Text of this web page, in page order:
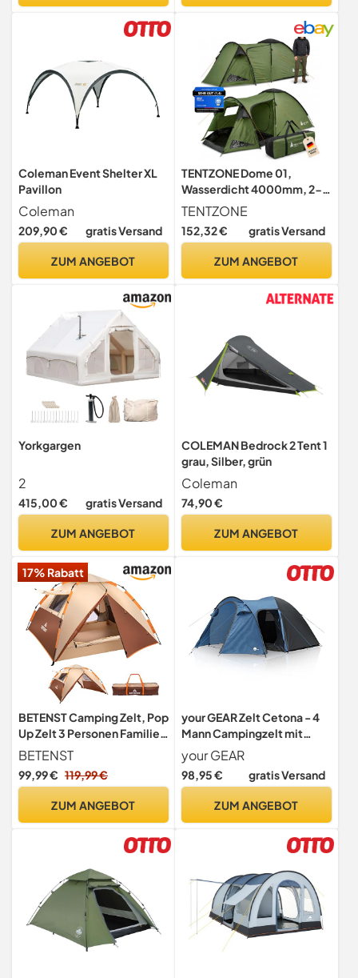
Coleman Event Shelter XL
Pavillon
Coleman
209,90 € gratis Versand
ZUM ANGEBOT
TENTZONE Dome 01,
Wasserdicht 4000mm, 2-3
Personen Campingzelt,
Vorraum mit abnehmbare
Bodenplane,
TENTZONE
152,32 € gratis Versand
ZUM ANGEBOT
Yorkgargen
2
415,00 € gratis Versand
ZUM ANGEBOT
COLEMAN Bedrock 2 Tent 1
grau, Silber, grün
Coleman
74,90 €
ZUM ANGEBOT
17% Rabatt
BETENST Camping Zelt, Pop
Up Zelt 3 Personen Familie
Kuppelzelt Wasserdicht
Winddicht mit 2 Mesh-Tür, 2
Mesh-Fenster, 2 in 1
Tragetasche für Camping
BETENST
99,99 € 119,99 €
ZUM ANGEBOT
your GEAR Zelt Cetona - 4
Mann Campingzelt mit
dunkler Schlafkabine,
Kuppelzelt mit 3000 mm
Wassersäule, Wohn-/
Stehhöhe, wasserdichtes
your GEAR
98,95 € gratis Versand
ZUM ANGEBOT